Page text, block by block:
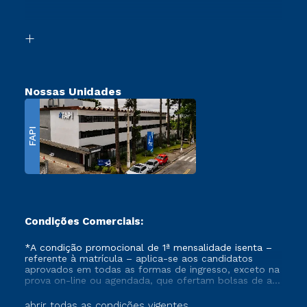
Transferência
Nossas Unidades
FAPI
Condições Comerciais:
*A condição promocional de 1ª mensalidade isenta –
referente à matrícula – aplica-se aos candidatos
aprovados em todas as formas de ingresso, exceto na
prova on-line ou agendada, que ofertam bolsas de até
vigente, que ainda não tenham efetivado e/ou não